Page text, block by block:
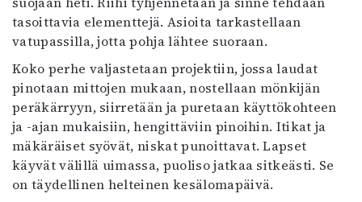
tasoittavia elementtejä. Asioita tarkastellaan
vatupassilla, jotta pohja lähtee suoraan.
Koko perhe valjastetaan projektiin, jossa laudat
pinotaan mittojen mukaan, nostellaan mönkijän
peräkärryyn, siirretään ja puretaan käyttökohteen
ja -ajan mukaisiin, hengittäviin pinoihin. Itikat ja
mäkäräiset syövät, niskat punoittavat. Lapset
käyvät välillä uimassa, puoliso jatkaa sitkeästi. Se
on täydellinen helteinen kesälomapäivä.